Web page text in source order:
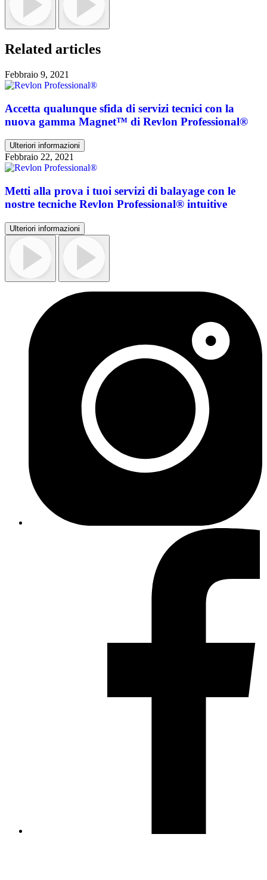
Related articles
Febbraio 9, 2021
Accetta qualunque sfida di servizi tecnici con la
nuova gamma Magnet™ di Revlon Professional®
Ulteriori informazioni
Febbraio 22, 2021
Metti alla prova i tuoi servizi di balayage con le
nostre tecniche Revlon Professional® intuitive
Ulteriori informazioni